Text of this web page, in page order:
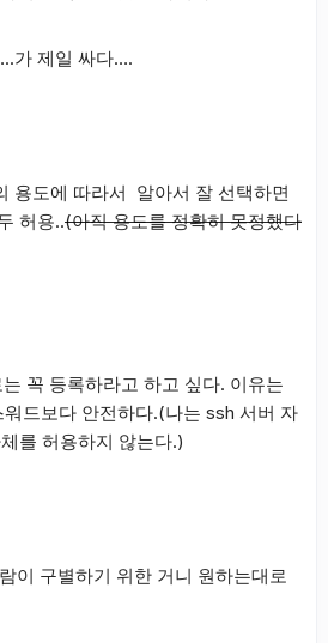
가 제일 싸다….
용도에 따라서 알아서 잘 선택하면
허용..(아직 용도를 정확히 못정했다
꼭 등록하라고 하고 싶다. 이유는
드보다 안전하다.(나는 ssh 서버 자
를 허용하지 않는다.)
이 구별하기 위한 거니 원하는대로